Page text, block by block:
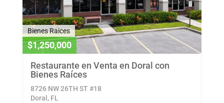
Bienes Raices
$1,250,000
Restaurante en Venta en Doral con
Bienes Raíces
8726 NW 26TH ST #18
Doral, FL